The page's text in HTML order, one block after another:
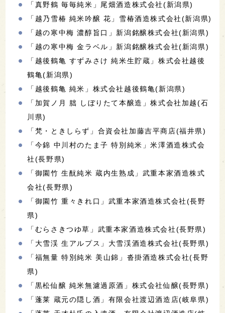
「真野鶴 毎毎純米」尾畑酒造株式会社(新潟県)
「越乃雪椿 純米吟醸 花」雪椿酒造株式会社(新潟県)
「越の寒中梅 濃醇旨口」新潟銘醸株式会社(新潟県)
「越の寒中梅 金ラベル」新潟銘醸株式会社(新潟県)
「越後鶴亀 すずみさけ 純米生貯蔵」株式会社越後
鶴亀(新潟県)
「越後鶴亀 純米」株式会社越後鶴亀(新潟県)
「加賀ノ月 朏 しぼりたて本醸造」株式会社加越(石
川県)
「梵・ときしらず」合資会社加藤吉平商店(福井県)
「今錦 中川村のたま子 特別純米」米澤酒造株式会
社(長野県)
「御園竹 生酛純米 蔵内生熟成」武重本家酒造株式
会社(長野県)
「御園竹 重々きれ口」武重本家酒造株式会社(長野
県)
「むらさきつゆ草」武重本家酒造株式会社(長野県)
「大雪渓 生アルプス」大雪渓酒造株式会社(長野県)
「福無量 特別純米 美山錦」沓掛酒造株式会社(長野
県)
「黒松仙醸 純米無濾過原酒」株式会社仙醸(長野県)
「蓬莱 蔵元の隠し酒」有限会社渡辺酒造店(岐阜県)